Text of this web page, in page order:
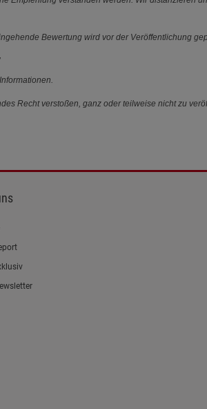
Bewertung wird vor der Veröffentlichung
Recht verstoßen, ganz oder teilweise nicht zu